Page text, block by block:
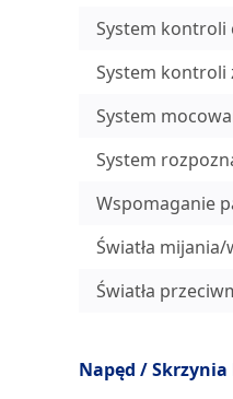
System kontroli
System kontroli
System
System
Wspomaganie
Światła
Światła
Napęd /